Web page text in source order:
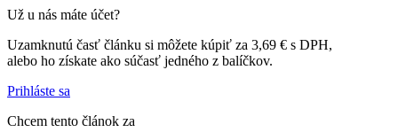
Už u nás máte účet?
Uzamknutú časť článku si môžete kúpiť za 3,69 € s DPH,
alebo ho získate ako súčasť jedného z balíčkov.
Prihláste sa
Chcem tento článok za